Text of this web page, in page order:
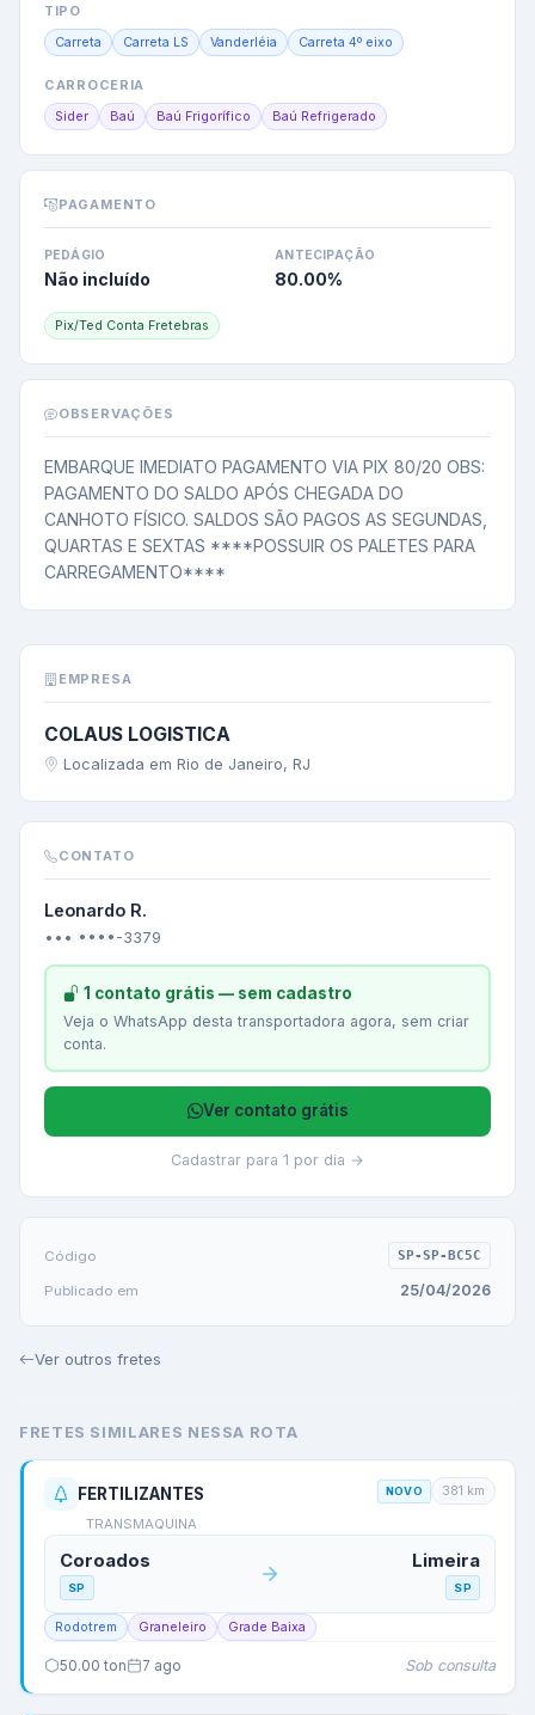
TIPO
Carreta Carreta LS Vanderléia Carreta 4º eixo
CARROCERIA
Sider Baú Baú Frigorífico Baú Refrigerado
PAGAMENTO
PEDÁGIO
Não incluído
ANTECIPAÇÃO
80.00%
Pix/Ted Conta Fretebras
OBSERVAÇÕES
EMBARQUE IMEDIATO PAGAMENTO VIA PIX 80/20 OBS:
PAGAMENTO DO SALDO APÓS CHEGADA DO
CANHOTO FÍSICO. SALDOS SÃO PAGOS AS SEGUNDAS,
QUARTAS E SEXTAS ****POSSUIR OS PALETES PARA
CARREGAMENTO****
EMPRESA
COLAUS LOGISTICA
Localizada em Rio de Janeiro, RJ
CONTATO
Leonardo R.
••• ••••-3379
1 contato grátis — sem cadastro
Veja o WhatsApp desta transportadora agora, sem criar
conta.
Ver contato grátis
Cadastrar para 1 por dia →
Código SP-SP-BC5C
Publicado em 25/04/2026
Ver outros fretes
FRETES SIMILARES NESSA ROTA
FERTILIZANTES
TRANSMAQUINA
NOVO 381 km
Coroados
SP
Limeira
SP
Rodotrem Graneleiro Grade Baixa
50.00 ton 7 ago Sob consulta